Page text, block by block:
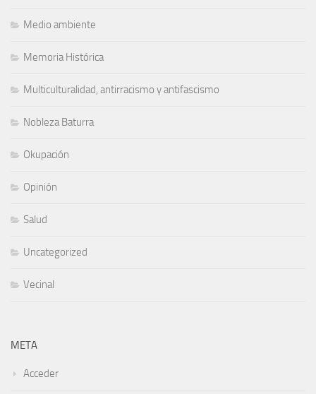
Medio ambiente
Memoria Histórica
Multiculturalidad, antirracismo y antifascismo
Nobleza Baturra
Okupación
Opinión
Salud
Uncategorized
Vecinal
META
Acceder